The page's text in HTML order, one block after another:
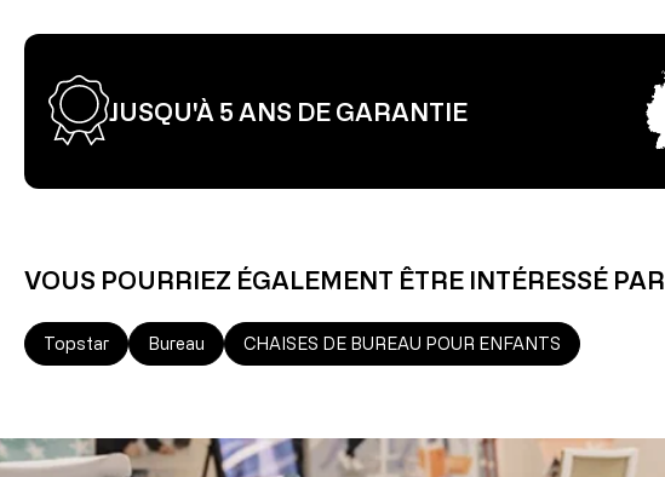
JUSQU'À 5 ANS DE GARANTIE
VOUS POURRIEZ ÉGALEMENT ÊTRE INTÉRESSÉ PAR
Topstar Bureau CHAISES DE BUREAU POUR ENFANTS